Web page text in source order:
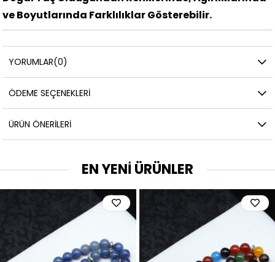
ve Boyutlarında Farklılıklar Gösterebilir.
YORUMLAR(0)
ÖDEME SEÇENEKLERI
ÜRÜN ÖNERILERI
EN YENİ ÜRÜNLER